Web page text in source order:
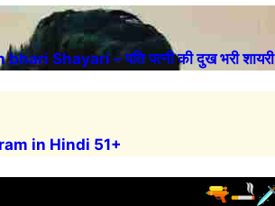
Shayari – पति पत्नी की दुख भरी शायरी
in Hindi 51+